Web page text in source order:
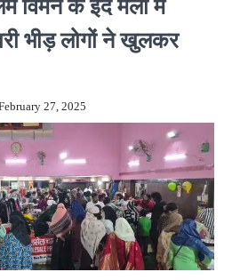
भीड़ लोगों ने खुलकर
27, 2025